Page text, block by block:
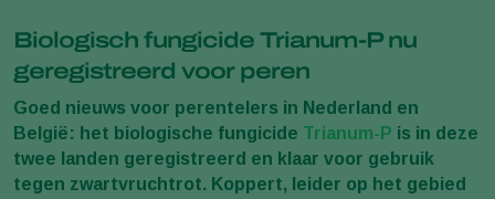
Biologisch fungicide Trianum-P nu
geregistreerd voor peren
Goed nieuws voor perentelers in Nederland en
België: het biologische fungicide Trianum-P is in deze
twee landen geregistreerd en klaar voor gebruik
tegen zwartvruchtrot. Koppert, leider op het gebied